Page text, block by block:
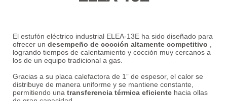
El estufón eléctrico industrial ELEA-13E ha sido diseñado para
ofrecer un desempeño de cocción altamente competitivo
logrando tiempos de calentamiento y cocción muy cercanos a
los de un equipo tradicional a gas.
Gracias a su placa calefactora de 1” de espesor, el calor se
distribuye de manera uniforme y se mantiene constante,
permitiendo una transferencia térmica eficiente hacia ollas